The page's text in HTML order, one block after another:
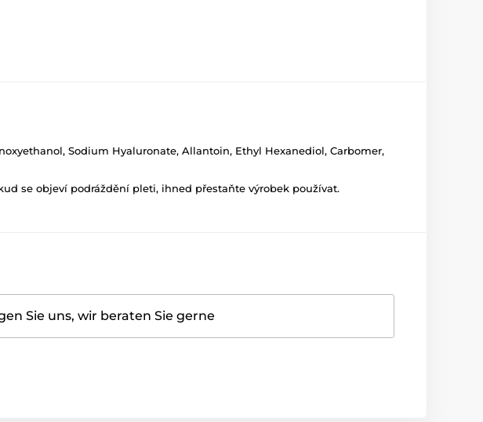
Sodium Hyaluronate, Allantoin, Ethyl Hexanediol, Carbomer,
se objeví podráždění pleti, ihned přestaňte výrobek používat.
Sie uns, wir beraten Sie gerne